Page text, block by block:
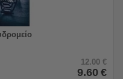
12.00 €
9.60 €